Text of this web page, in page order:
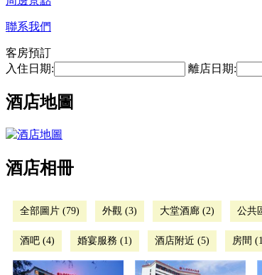
聯系我們
客房預訂
入住日期:
離店日期:
酒店地圖
酒店相冊
全部圖片 (79) 外觀 (3) 大堂酒廊 (2) 公共
酒吧 (4) 婚宴服務 (1) 酒店附近 (5) 房間